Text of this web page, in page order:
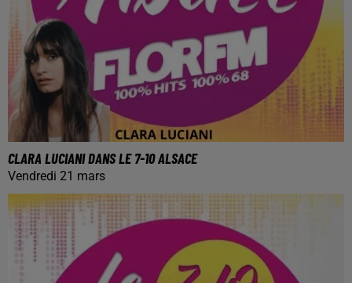
CLARA LUCIANI DANS LE 7-10 ALSACE
Vendredi 21 mars